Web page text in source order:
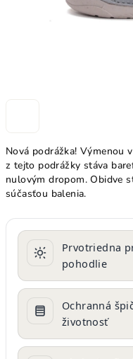
Nová podrážka! Výmenou
z tejto podrážky stáva
nulovým dropom. Obidve
súčasťou balenia.
Prvotriedna
pohodlie
Ochranná
životnosť